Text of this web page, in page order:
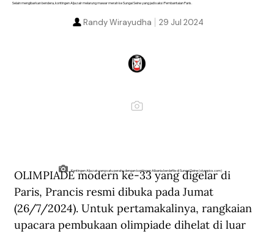
Selain mengibarkan bendera, kontingen Aljazair melarung mawar merah ke Sungai Seine yang jadi saksi Pembantaian Paris.
29 Jul 2024
Randy Wirayudha
Kontingen Aljazair yang satu perahu dengan kontingen Albania berdefile di Sungai Seine (olympics.com)
OLIMPIADE modern ke-33 yang digelar di
Paris, Prancis resmi dibuka pada Jumat
(26/7/2024). Untuk pertamakalinya, rangkaian
upacara pembukaan olimpiade dihelat di luar